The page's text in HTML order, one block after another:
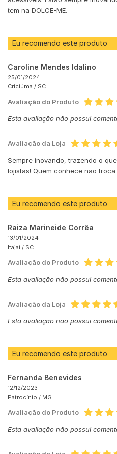
tem na DOLCE-ME.
Eu recomendo este produto
Caroline Mendes Idalino
25/01/2024
Criciúma / SC
Avaliação do Produto
Esta avaliação não possui
Avaliação da Loja
Sempre inovando, trazendo o
lojistas! Quem conhece não troca
Eu recomendo este produto
Raiza Marineide Corrêa
13/01/2024
Itajaí / SC
Avaliação do Produto
Esta avaliação não possui
Avaliação da Loja
Esta avaliação não possui
Eu recomendo este produto
Fernanda Benevides
12/12/2023
Patrocínio / MG
Avaliação do Produto
Esta avaliação não possui